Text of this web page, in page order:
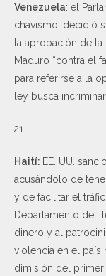
Venezuela: el
chavismo, decidió
la aprobación de
Maduro “contra el
para referirse a la
ley busca
Haití: EE. UU.
acusándolo de
y de facilitar el
Departamento del
dinero y al
violencia en el país
dimisión del primer